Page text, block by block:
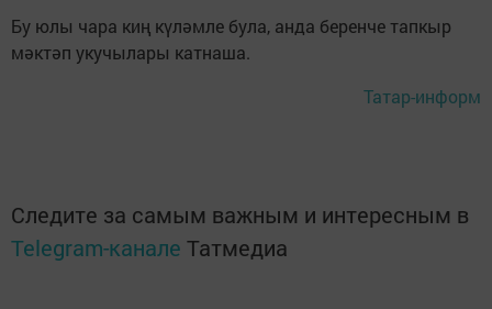
Бу юлы чара киң күләмле була, анда беренче тапкыр
мәктәп укучылары катнаша.
Татар-информ
Следите за самым важным и интересным в
Telegram-канале Татмедиа